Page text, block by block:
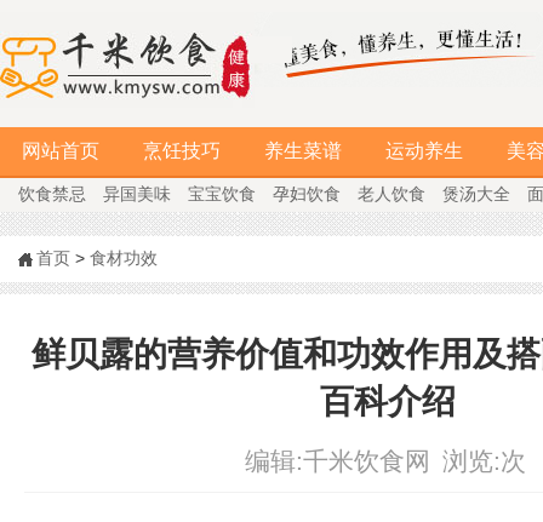
网站首页 烹饪技巧 养生菜谱 运动养生 美
饮食禁忌 异国美味 宝宝饮食 孕妇饮食 老人饮食 煲汤大全
首页 > 食材功效
鲜贝露的营养价值和功效作用及
百科介绍
编辑:千米饮食网 浏览:次